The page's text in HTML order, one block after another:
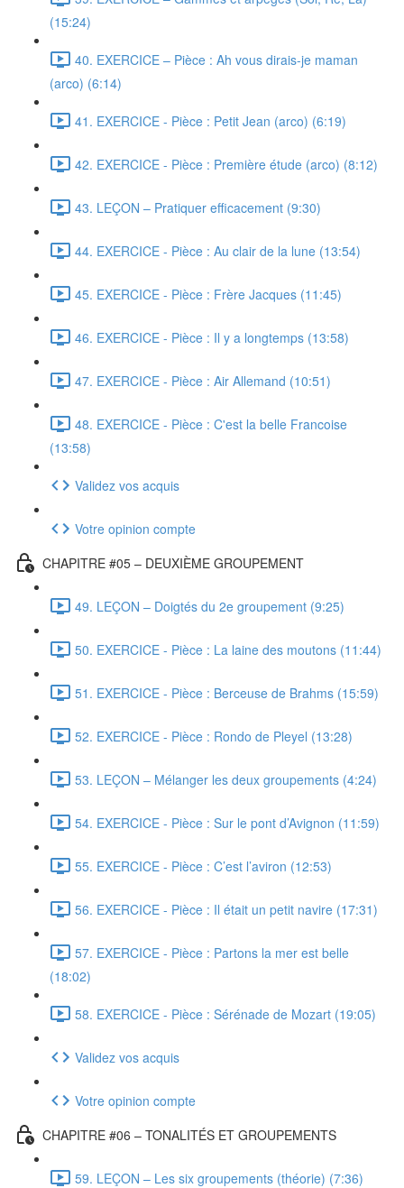
(15:24)
40. EXERCICE – Pièce : Ah vous dirais-je maman
(arco) (6:14)
41. EXERCICE - Pièce : Petit Jean (arco) (6:19)
42. EXERCICE - Pièce : Première étude (arco) (8:12)
43. LEÇON – Pratiquer efficacement (9:30)
44. EXERCICE - Pièce : Au clair de la lune (13:54)
45. EXERCICE - Pièce : Frère Jacques (11:45)
46. EXERCICE - Pièce : Il y a longtemps (13:58)
47. EXERCICE - Pièce : Air Allemand (10:51)
48. EXERCICE - Pièce : C'est la belle Francoise
(13:58)
Validez vos acquis
Votre opinion compte
CHAPITRE #05 – DEUXIÈME GROUPEMENT
49. LEÇON – Doigtés du 2e groupement (9:25)
50. EXERCICE - Pièce : La laine des moutons (11:44)
51. EXERCICE - Pièce : Berceuse de Brahms (15:59)
52. EXERCICE - Pièce : Rondo de Pleyel (13:28)
53. LEÇON – Mélanger les deux groupements (4:24)
54. EXERCICE - Pièce : Sur le pont d’Avignon (11:59)
55. EXERCICE - Pièce : C’est l’aviron (12:53)
56. EXERCICE - Pièce : Il était un petit navire (17:31)
57. EXERCICE - Pièce : Partons la mer est belle
(18:02)
58. EXERCICE - Pièce : Sérénade de Mozart (19:05)
Validez vos acquis
Votre opinion compte
CHAPITRE #06 – TONALITÉS ET GROUPEMENTS
59. LEÇON – Les six groupements (théorie) (7:36)